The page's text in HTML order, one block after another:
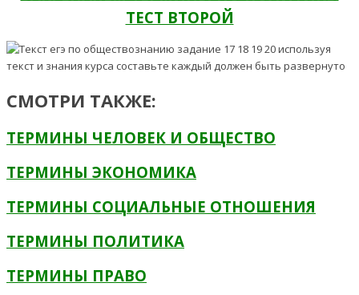
ТЕСТ ВТОРОЙ
СМОТРИ ТАКЖЕ:
ТЕРМИНЫ ЧЕЛОВЕК И ОБЩЕСТВО
ТЕРМИНЫ ЭКОНОМИКА
ТЕРМИНЫ СОЦИАЛЬНЫЕ ОТНОШЕНИЯ
ТЕРМИНЫ ПОЛИТИКА
ТЕРМИНЫ ПРАВО